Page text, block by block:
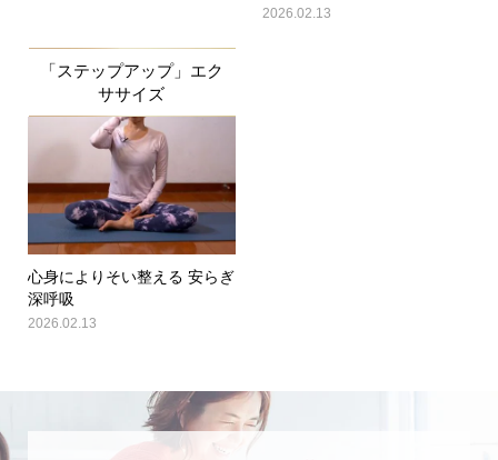
2026.02.13
「ステップアップ」エク
ササイズ
心身によりそい整える 安らぎ
深呼吸
2026.02.13